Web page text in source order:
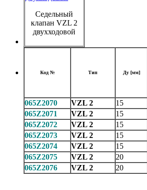
Седельный
клапан VZL 2
двухходовой
Код № Тип Ду [мм]
065Z2070 VZL 2 15
065Z2071
VZL 2 15
065Z2072
VZL 2 15
065Z2073
VZL 2 15
065Z2074
VZL 2 15
065Z2075
VZL 2 20
065Z2076
VZL 2 20